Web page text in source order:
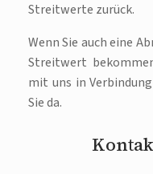
Streitwerte zurück.
Wenn Sie auch eine
Streitwert
mit uns in
Sie da.